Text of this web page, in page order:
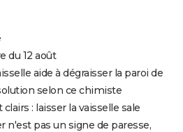
du 12 août
aide à dégraisser la paroi de
selon ce chimiste
: laisser la vaisselle sale
n'est pas un signe de paresse,